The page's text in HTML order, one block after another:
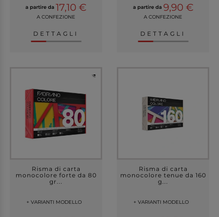
a partire da 17,10 €
A CONFEZIONE
DETTAGLI
a partire da 9,90 €
A CONFEZIONE
DETTAGLI
Risma di carta
monocolore forte da 80
gr...
+ VARIANTI MODELLO
Risma di carta
monocolore tenue da 160
g...
+ VARIANTI MODELLO